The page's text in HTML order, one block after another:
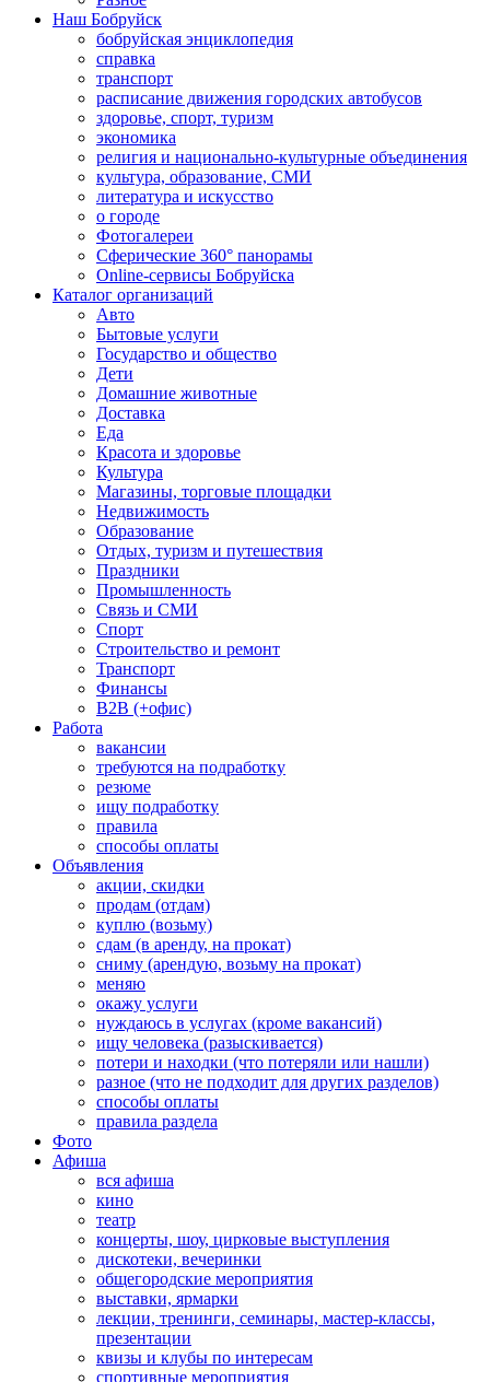
Наш Бобруйск
бобруйская энциклопедия
справка
транспорт
расписание движения городских автобусов
здоровье, спорт, туризм
экономика
религия и национально-культурные объединения
культура, образование, СМИ
литература и искусство
о городе
Фотогалереи
Сферические 360° панорамы
Online-сервисы Бобруйска
Каталог организаций
Авто
Бытовые услуги
Государство и общество
Дети
Домашние животные
Доставка
Еда
Красота и здоровье
Культура
Магазины, торговые площадки
Недвижимость
Образование
Отдых, туризм и путешествия
Праздники
Промышленность
Связь и СМИ
Спорт
Строительство и ремонт
Транспорт
Финансы
B2B (+офис)
Работа
вакансии
требуются на подработку
резюме
ищу подработку
правила
способы оплаты
Объявления
акции, скидки
продам (отдам)
куплю (возьму)
сдам (в аренду, на прокат)
сниму (арендую, возьму на прокат)
меняю
окажу услуги
нуждаюсь в услугах (кроме вакансий)
ищу человека (разыскивается)
потери и находки (что потеряли или нашли)
разное (что не подходит для других разделов)
способы оплаты
правила раздела
Фото
Афиша
вся афиша
кино
театр
концерты, шоу, цирковые выступления
дискотеки, вечеринки
общегородские мероприятия
выставки, ярмарки
лекции, тренинги, семинары, мастер-классы,
презентации
квизы и клубы по интересам
спортивные мероприятия